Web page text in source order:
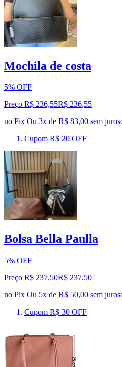
Mochila de costa
5% OFF
Preço R$ 236,55R$ 236,55
no Pix Ou 3x de R$ 83,00 sem juros
Cupom R$ 20 OFF
Bolsa Bella Paulla
5% OFF
Preço R$ 237,50R$ 237,50
no Pix Ou 5x de R$ 50,00 sem juros
Cupom R$ 30 OFF